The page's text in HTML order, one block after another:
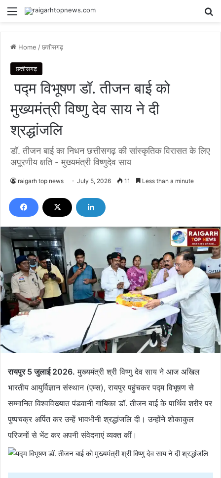
Menu
Home /छत्तीसगढ़
छत्तीसगढ़
पद्म विभूषण डॉ. तीजन बाई को
मुख्यमंत्री विष्णु देव साय ने दी
श्रद्धांजलि
डॉ. तीजन बाई का निधन छत्तीसगढ़ की सांस्कृतिक विरासत के लिए
अपूरणीय क्षति - मुख्यमंत्री विष्णुदेव साय
raigarh top news July 5, 2026 11 Less than a minute
रायपुर 5 जुलाई 2026. मुख्यमंत्री श्री विष्णु देव साय ने आज अखिल
भारतीय आयुर्विज्ञान संस्थान (एम्स), रायपुर पहुंचकर पद्म विभूषण से
सम्मानित विश्वविख्यात पंडवानी गायिका डॉ. तीजन बाई के पार्थिव शरीर पर
पुष्पचक्र अर्पित कर उन्हें भावभीनी श्रद्धांजलि दी। उन्होंने शोकाकुल
परिजनों से भेंट कर अपनी संवेदनाएं व्यक्त कीं।